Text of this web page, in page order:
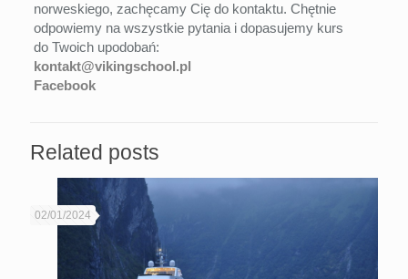
norweskiego, zachęcamy Cię do kontaktu. Chętnie
odpowiemy na wszystkie pytania i dopasujemy kurs
do Twoich upodobań:
kontakt@vikingschool.pl
Facebook
Related posts
02/01/2024